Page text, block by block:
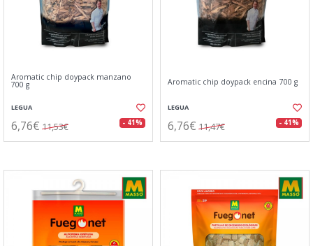
Aromatic chip doypack manzano
700 g
LEGUA
6,76€ 11,53€ - 41%
Aromatic chip doypack encina 700 g
LEGUA
6,76€ 11,47€ - 41%